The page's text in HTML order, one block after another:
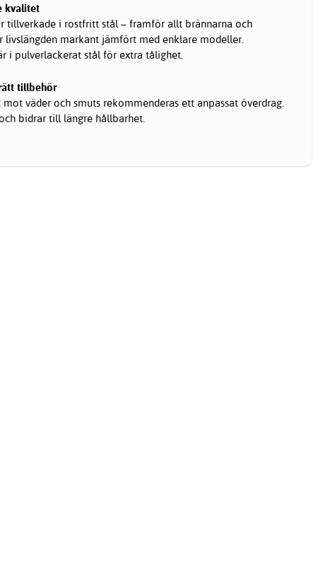
kvalitet
tillverkade i rostfritt stål – framför allt brännarna och
markant jämfört med enklare modeller.
i pulverlackerat stål för extra tålighet.
tillbehör
väder och smuts rekommenderas ett anpassat överdrag.
bidrar till längre hållbarhet.